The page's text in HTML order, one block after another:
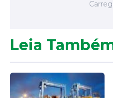
Leia